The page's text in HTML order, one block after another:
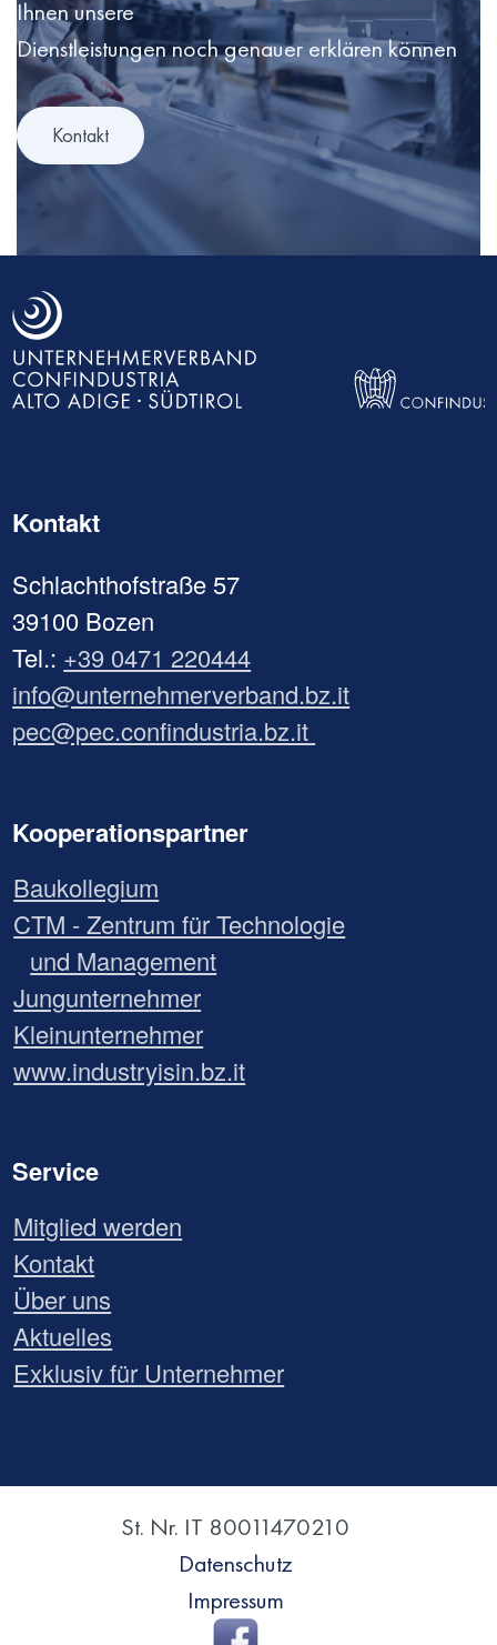
Ihnen unsere
Dienstleistungen noch genauer erklären können
Kontakt
Kontakt
Schlachthofstraße 57
39100 Bozen
Tel.: +39 0471 220444
info@unternehmerverband.bz.it
pec@pec.confindustria.bz.it
Kooperationspartner
Baukollegium
CTM - Zentrum für Technologie
und Management
Jungunternehmer
Kleinunternehmer
www.industryisin.bz.it
Service
Mitglied werden
Kontakt
Über uns
Aktuelles
Exklusiv für Unternehmer
St. Nr. IT 80011470210
Datenschutz
Impressum